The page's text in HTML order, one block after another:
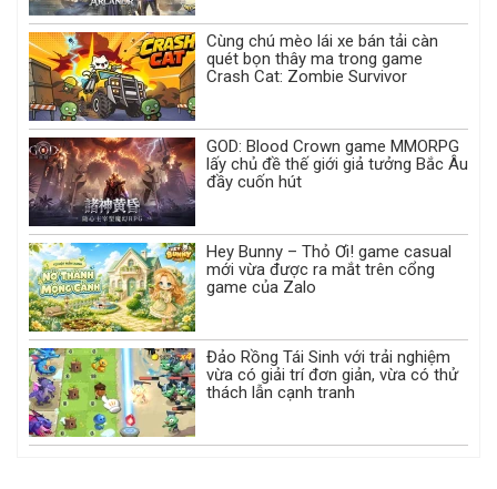
Cùng chú mèo lái xe bán tải càn
quét bọn thây ma trong game
Crash Cat: Zombie Survivor
GOD: Blood Crown game MMORPG
lấy chủ đề thế giới giả tưởng Bắc Âu
đầy cuốn hút
Hey Bunny – Thỏ Ơi! game casual
mới vừa được ra mắt trên cổng
game của Zalo
Đảo Rồng Tái Sinh với trải nghiệm
vừa có giải trí đơn giản, vừa có thử
thách lẫn cạnh tranh